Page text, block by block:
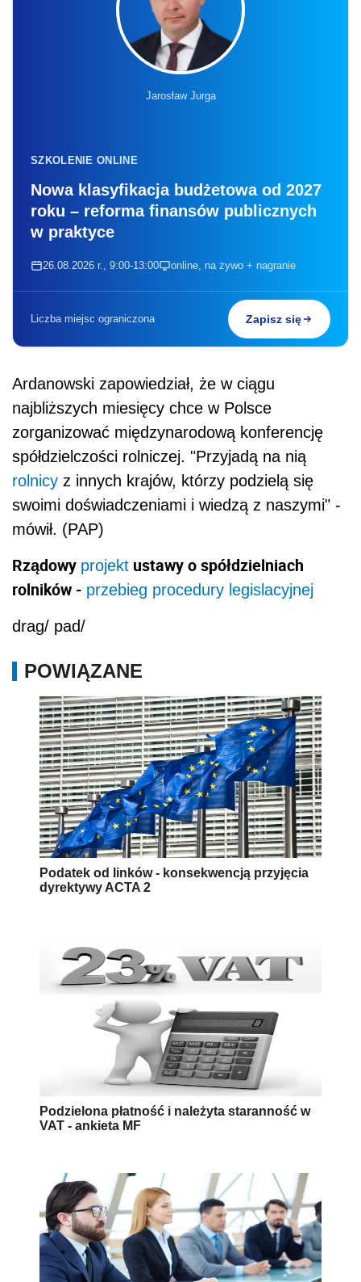
Jarosław Jurga
SZKOLENIE ONLINE
Nowa klasyfikacja budżetowa od 2027
roku – reforma finansów publicznych
w praktyce
26.08.2026 r., 9:00-13:00 online, na żywo + nagranie
Liczba miejsc ograniczona Zapisz się
Ardanowski zapowiedział, że w ciągu
najbliższych miesięcy chce w Polsce
zorganizować międzynarodową konferencję
spółdzielczości rolniczej. "Przyjadą na nią
rolnicy z innych krajów, którzy podzielą się
swoimi doświadczeniami i wiedzą z naszymi" -
mówił. (PAP)
Rządowy projekt ustawy o spółdzielniach
rolników - przebieg procedury legislacyjnej
drag/ pad/
POWIĄZANE
Podatek od linków - konsekwencją przyjęcia
dyrektywy ACTA 2
Podzielona płatność i należyta staranność w
VAT - ankieta MF